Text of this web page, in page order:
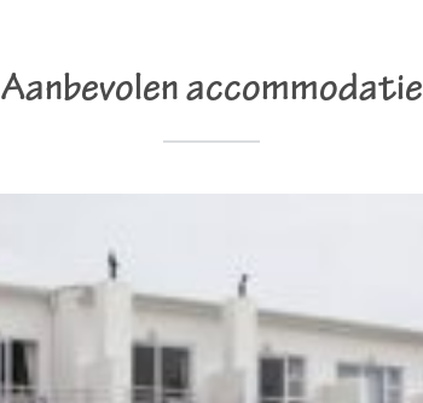
Aanbevolen accommodatie